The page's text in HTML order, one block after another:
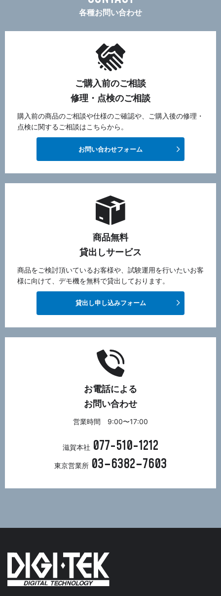
各種お問い合わせ
ご購入前のご相談
修理・点検のご相談
購入前の商品のご相談や仕様のご確認や、ご購入後の修理・
点検に関するご相談はこちらから。
お問い合わせフォーム
商品無料
貸出しサービス
商品をご検討頂いているお客様や、試験運用を行いたいお客
様に向けて、デモ機を無料で貸出しております。
貸出し申し込みフォーム
お電話による
お問い合わせ
営業時間 9:00〜17:00
滋賀本社 077-510-1212
東京営業所 03−6382−7603